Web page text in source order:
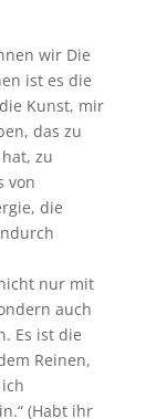
wir Die
ist es die
Kunst, mir
das zu
zu
von
die
nur mit
auch
Es ist die
Reinen,
(Habt ihr